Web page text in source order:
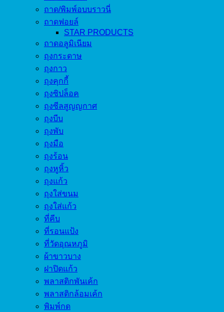
ถาด/พิมพ์อบบราวนี่
ถาดฟอยล์
STAR PRODUCTS
ถาดอลูมิเนียม
ถุงกระดาษ
ถุงกาว
ถุงคุกกี้
ถุงซิปล็อค
ถุงซีลสูญญกาศ
ถุงบีบ
ถุงพับ
ถุงมือ
ถุงร้อน
ถุงหูหิ้ว
ถุงแก้ว
ถุงใส่ขนม
ถุงใส่แก้ว
ที่คีบ
ที่รอนแป้ง
ที่วัดอุณหภูมิ
ผ้าขาวบาง
ฝาปิดแก้ว
พลาสติกพันเค้ก
พลาสติกล้อมเค้ก
พิมพ์กด